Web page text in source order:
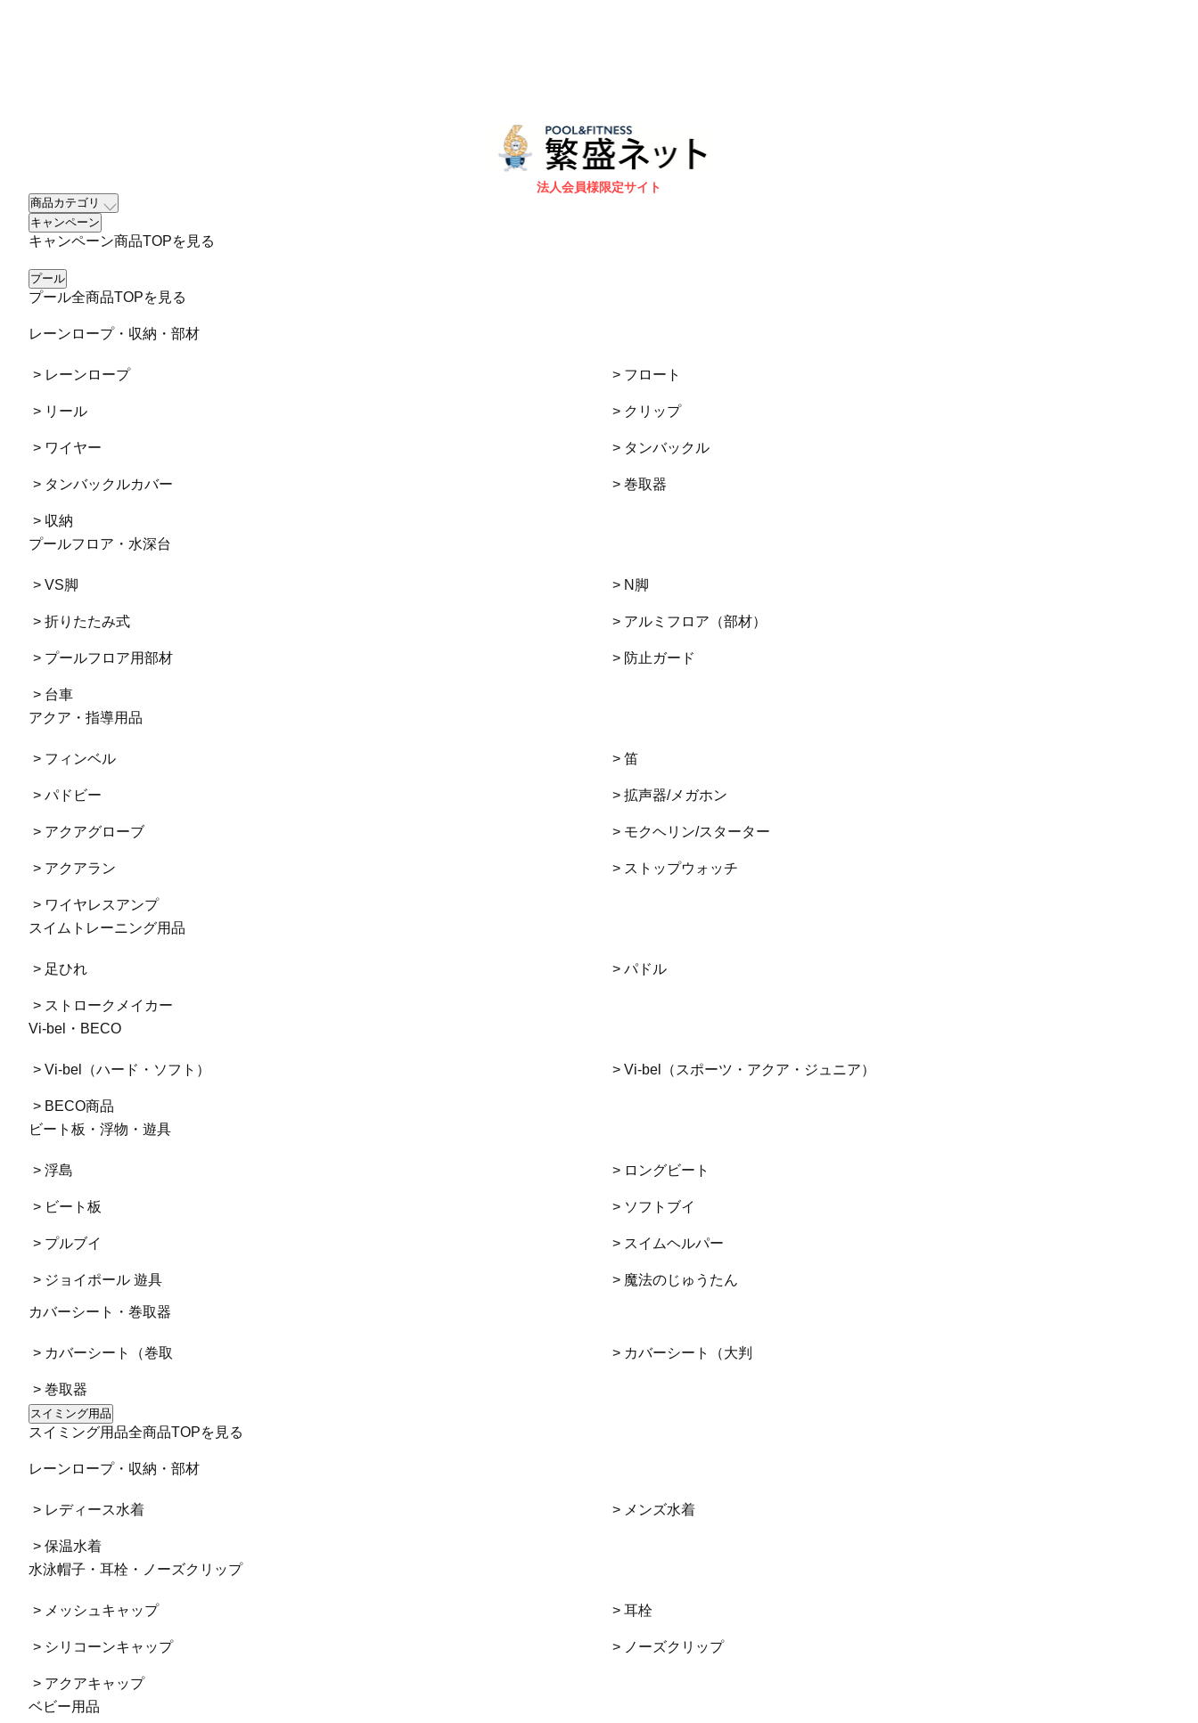
法人会員様限定サイト
商品カテゴリ
キャンペーン
キャンペーン商品TOPを見る
プール
プール全商品TOPを見る
レーンロープ・収納・部材
> レーンロープ
> リール
> ワイヤー
> タンバックルカバー
> 収納
> フロート
> クリップ
> タンバックル
> 巻取器
プールフロア・水深台
> VS脚
> 折りたたみ式
> プールフロア用部材
> 台車
> N脚
> アルミフロア（部材）
> 防止ガード
アクア・指導用品
> フィンベル
> パドビー
> アクアグローブ
> アクアラン
> ワイヤレスアンプ
> 笛
> 拡声器/メガホン
> モクヘリン/スターター
> ストップウォッチ
スイムトレーニング用品
> 足ひれ
> ストロークメイカー
> パドル
Vi-bel・BECO
> Vi-bel（ハード・ソフト）
> BECO商品
> Vi-bel（スポーツ・アクア・ジュニア）
ビート板・浮物・遊具
> 浮島
> ビート板
> プルブイ
> ジョイポール 遊具
> ロングビート
> ソフトブイ
> スイムヘルパー
> 魔法のじゅうたん
カバーシート・巻取器
> カバーシート（巻取
> 巻取器
> カバーシート（大判
スイミング用品
スイミング用品全商品TOPを見る
レーンロープ・収納・部材
> レディース水着
> 保温水着
> メンズ水着
水泳帽子・耳栓・ノーズクリップ
> メッシュキャップ
> シリコーンキャップ
> アクアキャップ
> 耳栓
> ノーズクリップ
ベビー用品